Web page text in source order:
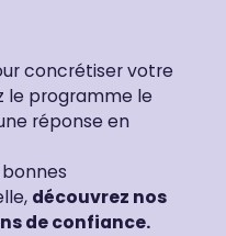
concrétiser votre
le programme le
réponse en
découvrez nos
de confiance.